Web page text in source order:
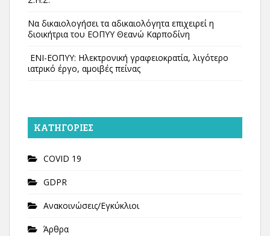
Να δικαιολογήσει τα αδικαιολόγητα επιχειρεί η
διοικήτρια του ΕΟΠΥΥ Θεανώ Καρποδίνη
ΕΝΙ-ΕΟΠΥΥ: Ηλεκτρονική γραφειοκρατία, λιγότερο
ιατρικό έργο, αμοιβές πείνας
KΑΤΗΓΟΡΊΕΣ
COVID 19
GDPR
Ανακοινώσεις/Εγκύκλιοι
Άρθρα